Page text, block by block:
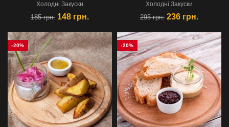
Холоднi Закуски
185грн. 148 грн.
Холоднi Закуски
295грн. 236 грн.
-20% -20%